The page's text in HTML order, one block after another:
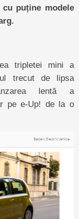
puține modele
tripletei mini a
trecut de lipsa
lentă a
pe e-Up! de la o